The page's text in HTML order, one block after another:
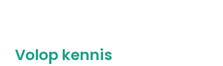
Volop kennis